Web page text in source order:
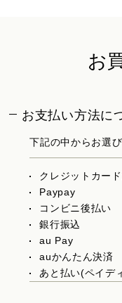
お
お支払い方法に
下記の中からお選
クレジットカー
Paypay
コンビニ後払い
銀行振込
au Pay
auかんたん決済
あと払い(ペイデ